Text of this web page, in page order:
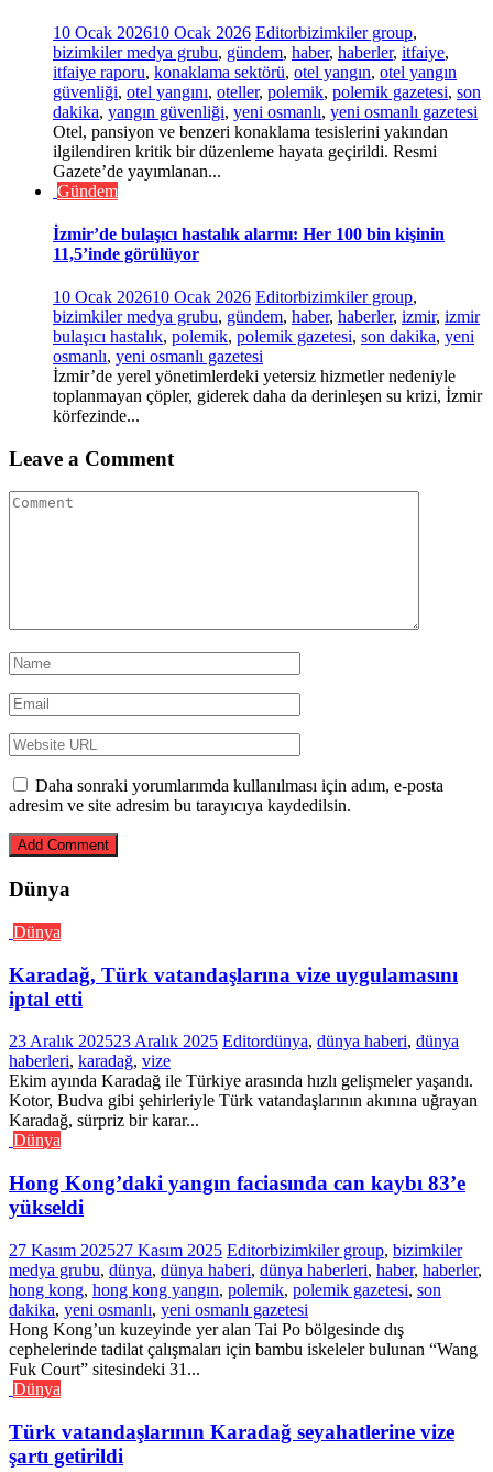
10 Ocak 202610 Ocak 2026 Editorbizimkiler group,
bizimkiler medya grubu, gündem, haber, haberler, itfaiye,
itfaiye raporu, konaklama sektörü, otel yangın, otel yangın
güvenliği, otel yangını, oteller, polemik, polemik gazetesi, son
dakika, yangın güvenliği, yeni osmanlı, yeni osmanlı gazetesi
Otel, pansiyon ve benzeri konaklama tesislerini yakından
ilgilendiren kritik bir düzenleme hayata geçirildi. Resmi
Gazete’de yayımlanan...
Gündem
İzmir’de bulaşıcı hastalık alarmı: Her 100 bin kişinin
11,5’inde görülüyor
10 Ocak 202610 Ocak 2026 Editorbizimkiler group,
bizimkiler medya grubu, gündem, haber, haberler, izmir, izmir
bulaşıcı hastalık, polemik, polemik gazetesi, son dakika, yeni
osmanlı, yeni osmanlı gazetesi
İzmir’de yerel yönetimlerdeki yetersiz hizmetler nedeniyle
toplanmayan çöpler, giderek daha da derinleşen su krizi, İzmir
körfezinde...
Leave a Comment
Daha sonraki yorumlarımda kullanılması için adım, e-posta
adresim ve site adresim bu tarayıcıya kaydedilsin.
Dünya
Dünya
Karadağ, Türk vatandaşlarına vize uygulamasını
iptal etti
23 Aralık 202523 Aralık 2025 Editordünya, dünya haberi, dünya
haberleri, karadağ, vize
Ekim ayında Karadağ ile Türkiye arasında hızlı gelişmeler yaşandı.
Kotor, Budva gibi şehirleriyle Türk vatandaşlarının akınına uğrayan
Karadağ, sürpriz bir karar...
Dünya
Hong Kong’daki yangın faciasında can kaybı 83’e
yükseldi
27 Kasım 202527 Kasım 2025 Editorbizimkiler group, bizimkiler
medya grubu, dünya, dünya haberi, dünya haberleri, haber, haberler,
hong kong, hong kong yangın, polemik, polemik gazetesi, son
dakika, yeni osmanlı, yeni osmanlı gazetesi
Hong Kong’un kuzeyinde yer alan Tai Po bölgesinde dış
cephelerinde tadilat çalışmaları için bambu iskeleler bulunan “Wang
Fuk Court” sitesindeki 31...
Dünya
Türk vatandaşlarının Karadağ seyahatlerine vize
şartı getirildi